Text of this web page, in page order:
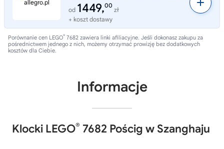
od 1449,00
zł
+ koszt dostawy
Porównanie cen LEGO® 7682 zawiera linki afiliacyjne. Jeśli dokonasz zakupu za
pośrednictwem jednego z nich, możemy otrzymać prowizję bez dodatkowych
kosztów dla Ciebie.
Informacje
Klocki LEGO® 7682 Pościg w Szanghaju